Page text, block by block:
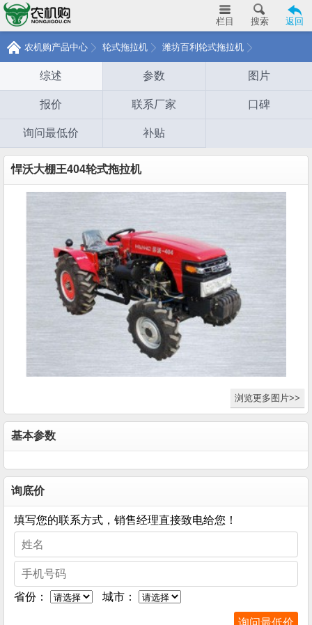
返回
搜索
栏目
农机购产品中心 轮式拖拉机 潍坊百利轮式拖拉机
综述 参数 图片
报价 联系厂家 口碑
询问最低价 补贴
悍沃大棚王404轮式拖拉机
浏览更多图片>>
基本参数
询底价
填写您的联系方式，销售经理直接致电给您！
省份： 城市：